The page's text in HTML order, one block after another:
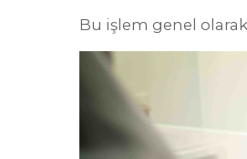
Bu işlem genel